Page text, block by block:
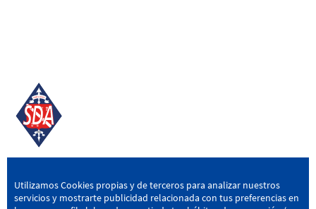
SD AMOREBIETA
Utilizamos Cookies propias y de terceros para analizar nuestros
servicios y mostrarte publicidad relacionada con tus preferencias en